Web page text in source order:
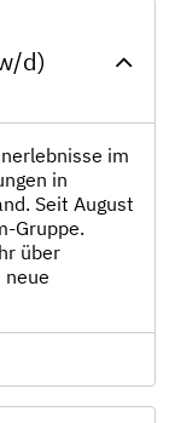
d)
im
in
Seit August
Gruppe.
über
neue